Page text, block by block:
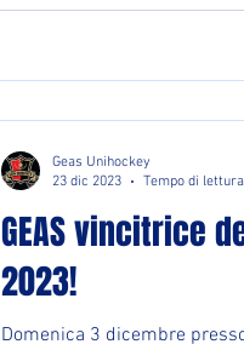
GEAS vincitrice
2023!
Domenica 3 dicembre
Geas Unihockey
23 dic 2023
Tempo di